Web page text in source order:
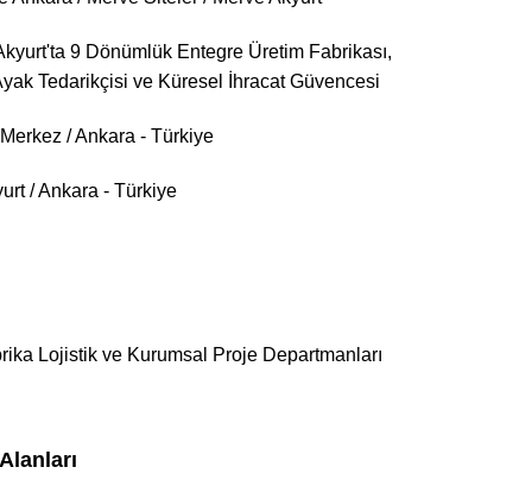
9 Dönümlük Entegre Üretim Fabrikası,
Tedarikçisi ve Küresel İhracat Güvencesi
/ Ankara - Türkiye
/ Ankara - Türkiye
Lojistik ve Kurumsal Proje Departmanları